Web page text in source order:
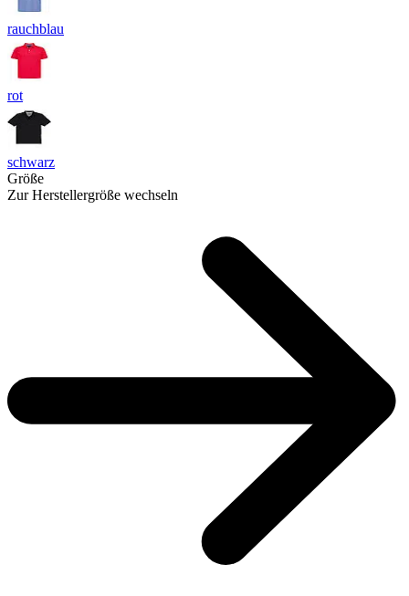
rauchblau
rot
schwarz
Größe
Zur Herstellergröße wechseln